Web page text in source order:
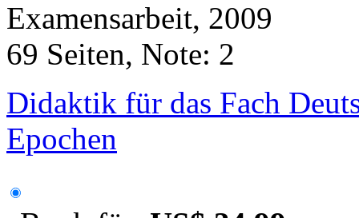
Examensarbeit, 2009
69 Seiten, Note: 2
Didaktik für das Fach
Epochen